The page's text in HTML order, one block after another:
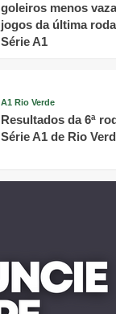
goleiros menos
jogos da última
Série A1
A1 Rio Verde
Resultados da 6ª
Série A1 de Rio